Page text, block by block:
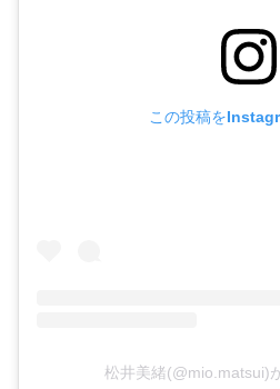
この投稿を
松井美緒(@mio.matsui)